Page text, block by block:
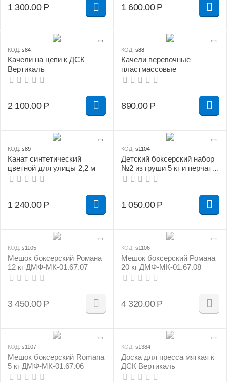
1 300.00 Р 1 600.00 Р
КОД: s84
Качели на цепи к ДСК
Вертикаль
2 100.00 Р
КОД: s88
Качели веревочные
пластмассовые
890.00 Р
КОД: s89
Канат синтетический
цветной для улицы 2,2 м
1 240.00 Р
КОД: s1104
Детский боксерский набор
№2 из груши 5 кг и перчаток
сине/желтый
1 050.00 Р
КОД: s1105
Мешок боксерский Романа
12 кг ДМФ-МК-01.67.07
3 450.00 Р
КОД: s1106
Мешок боксерский Романа
20 кг ДМФ-МК-01.67.08
4 320.00 Р
КОД: s1107
Мешок боксерский Romana
5 кг ДМФ-МК-01.67.06
КОД: s1384
Доска для пресса мягкая к
ДСК Вертикаль